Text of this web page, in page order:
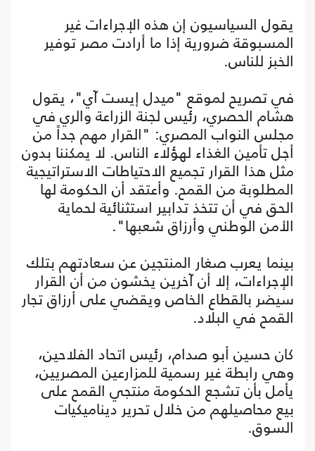
يقول السياسيون إن هذه الإجراءات غير
المسبوقة ضرورية إذا ما أرادت مصر توفير
الخبز للناس.
في تصريح لموقع "ميدل إيست آي"، يقول
هشام الحصري، رئيس لجنة الزراعة والري في
مجلس النواب المصري: "القرار مهم جداً من
أجل تأمين الغذاء لهؤلاء الناس. لا يمكننا بدون
مثل هذا القرار تجميع الاحتياطات الاستراتيجية
المطلوبة من القمح. وأعتقد أن الحكومة لها
الحق في أن تتخذ تدابير استثنائية لحماية
الأمن الوطني وأرزاق شعبها".
بينما يعرب صغار المنتجين عن سعادتهم بتلك
الإجراءات، إلا أن آخرين يخشون من أن القرار
سيضر بالقطاع الخاص ويقضي على أرزاق تجار
القمح في البلاد.
كان حسين أبو صدام، رئيس اتحاد الفلاحين،
وهي رابطة غير رسمية للمزارعين المصريين،
يأمل بأن تشجع الحكومة منتجي القمح على
بيع محاصيلهم من خلال تحرير ديناميكيات
السوق.